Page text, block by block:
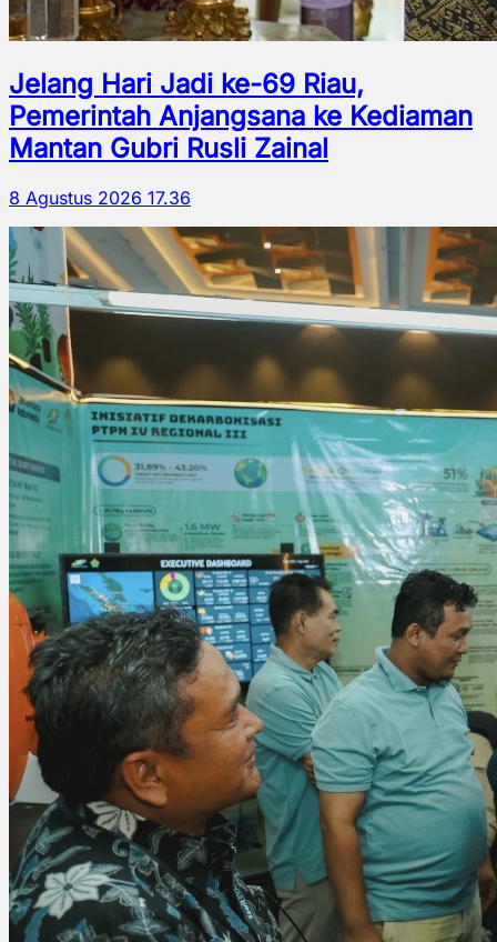
Jelang Hari Jadi ke-69 Riau,
Pemerintah Anjangsana ke Kediaman
Mantan Gubri Rusli Zainal
8 Agustus 2026 17.36